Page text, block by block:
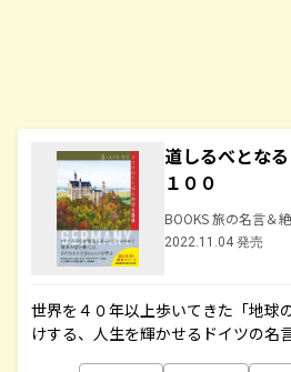
道しるべとな
１００
BOOKS 旅の名言＆
2022.11.04 発売
世界を４０年以上歩いてきた「地球
けする、人生を輝かせるドイツの名